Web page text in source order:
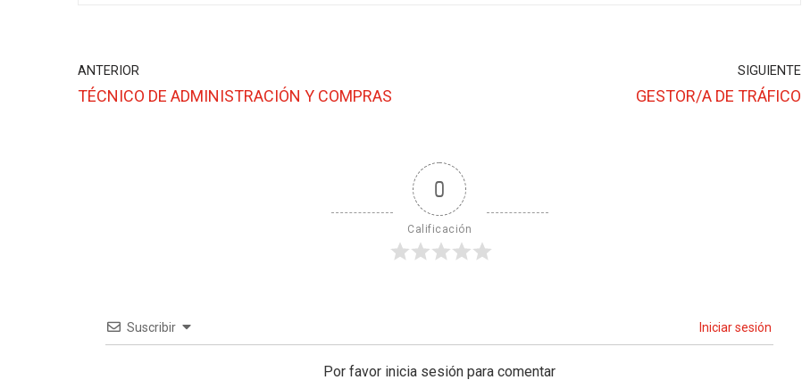
ANTERIOR
TÉCNICO DE ADMINISTRACIÓN Y COMPRAS
SIGUIENTE
GESTOR/A DE TRÁFICO
0
Calificación
Suscribir Iniciar sesión
Por favor inicia sesión para comentar